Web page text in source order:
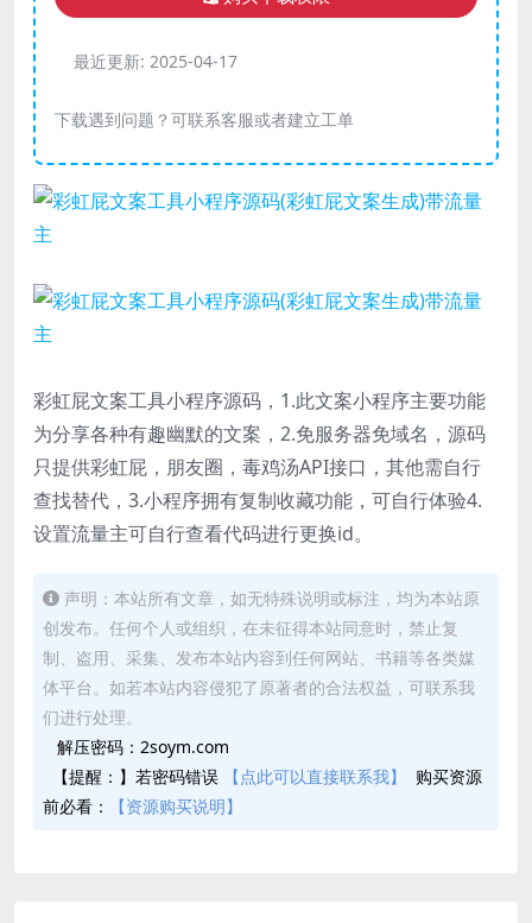
最近更新: 2025-04-17
下载遇到问题？可联系客服或者建立工单
彩虹屁文案工具小程序源码，1.此文案小程序主要功能
为分享各种有趣幽默的文案，2.免服务器免域名，源码
只提供彩虹屁，朋友圈，毒鸡汤API接口，其他需自行
查找替代，3.小程序拥有复制收藏功能，可自行体验4.
设置流量主可自行查看代码进行更换id。
声明：本站所有文章，如无特殊说明或标注，均为本站原
创发布。任何个人或组织，在未征得本站同意时，禁止复
制、盗用、采集、发布本站内容到任何网站、书籍等各类媒
体平台。如若本站内容侵犯了原著者的合法权益，可联系我
们进行处理。
解压密码：2soym.com
【提醒：】若密码错误
【点此可以直接联系我】
购买资源
前必看：
【资源购买说明】